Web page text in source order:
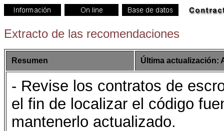
Extracto de las recomendaciones
Resumen Última actualización:
- Revise los contratos de
el fin de localizar el código
mantenerlo actualizado.